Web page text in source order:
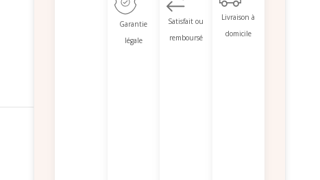
Garantie
légale
Satisfait ou
remboursé
Livraison à
domicile